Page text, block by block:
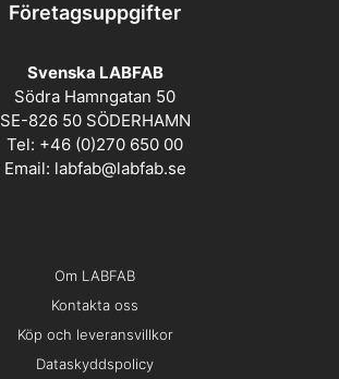
Företagsuppgifter
Svenska LABFAB
Södra Hamngatan 50
SE-826 50 SÖDERHAMN
Tel: +46 (0)270 650 00
Email: labfab@labfab.se
Om LABFAB
Kontakta oss
Köp och leveransvillkor
Dataskyddspolicy